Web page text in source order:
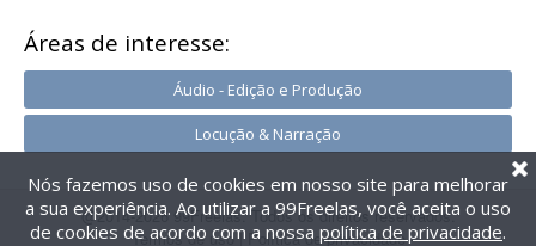
Áreas de interesse:
Áudio - Edição e Produção
Locução & Narração
@2014-2026 99Freelas. Todos os direitos reservados.
Termos de uso| Política de privacidade
Nós fazemos uso de cookies em nosso site para melhorar
a sua experiência. Ao utilizar a 99Freelas, você aceita o uso
de cookies de acordo com a nossa política de privacidade.